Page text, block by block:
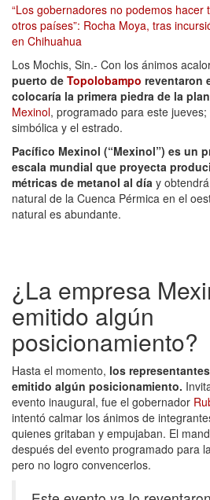
“Los gobernadores no podemos
otros países”: Rocha Moya, tras
en Chihuahua
Los Mochis, Sin.- Con los ánimos
puerto de Topolobampo reventaron
colocaría la primera piedra de la
Mexinol, programado para este
simbólica y el estrado.
Pacífico Mexinol (“Mexinol”) es un
escala mundial que proyecta
métricas de metanol al día y
natural de la Cuenca Pérmica en el
natural es abundante.
¿La empresa
emitido algún
posicionamiento?
Hasta el momento, los
emitido algún posicionamiento.
evento inaugural, fue el gobernador
intentó calmar los ánimos de
quienes gritaban y empujaban. El
después del evento programado para
pero no logro convencerlos.